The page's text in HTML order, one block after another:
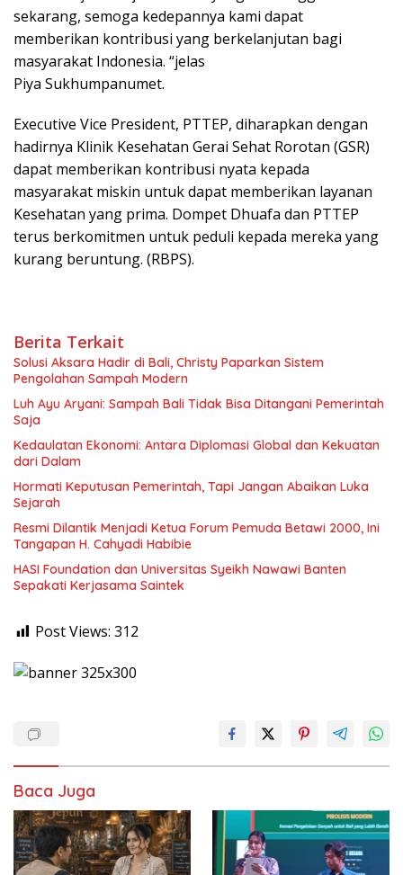
sekarang, semoga kedepannya kami dapat
memberikan kontribusi yang berkelanjutan bagi
masyarakat Indonesia. “jelas
Piya Sukhumpanumet.
Executive Vice President, PTTEP, diharapkan dengan
hadirnya Klinik Kesehatan Gerai Sehat Rorotan (GSR)
dapat memberikan kontribusi nyata kepada
masyarakat miskin untuk dapat memberikan layanan
Kesehatan yang prima. Dompet Dhuafa dan PTTEP
terus berkomitmen untuk peduli kepada mereka yang
kurang beruntung. (RBPS).
Berita Terkait
Solusi Aksara Hadir di Bali, Christy Paparkan Sistem
Pengolahan Sampah Modern
Luh Ayu Aryani: Sampah Bali Tidak Bisa Ditangani Pemerintah
Saja
Kedaulatan Ekonomi: Antara Diplomasi Global dan Kekuatan
dari Dalam
Hormati Keputusan Pemerintah, Tapi Jangan Abaikan Luka
Sejarah
Resmi Dilantik Menjadi Ketua Forum Pemuda Betawi 2000, Ini
Tangapan H. Cahyadi Habibie
HASI Foundation dan Universitas Syeikh Nawawi Banten
Sepakati Kerjasama Saintek
Post Views: 312
Baca Juga